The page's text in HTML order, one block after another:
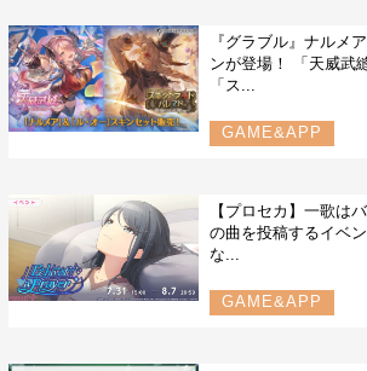
『グラブル』ナルメ
ンが登場！ 「天威武
「ス...
GAME&APP
【プロセカ】一歌は
の曲を投稿するイベ
な...
GAME&APP